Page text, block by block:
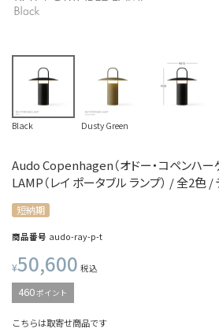
Audo Copenhagen（オドー・コペンハー
LAMP（レイ ポータブル ランプ） / 全2色 /
Black Dusty Green
短納期
商品番号 audo-ray-p-t
¥50,600 税込
460ポイント
こちらは取寄せ商品です